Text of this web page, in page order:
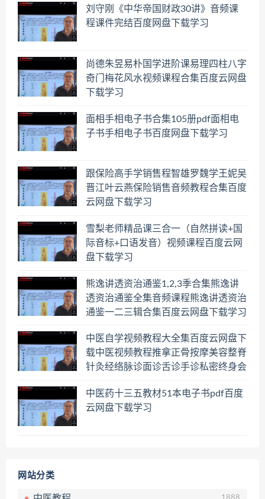
刘守刚《中华帝国财政30讲》音频课
程课件完结百度网盘下载学习
尚德朱昱易朴国学进阶课易理四柱八字
奇门梅花风水视频课程合集百度云网盘
下载学习
面相手相电子书合集105册pdf面相电
子书手相电子书百度网盘下载学习
跟保险高手学销售程智雄罗魏学王妮吴
晋江叶云燕保险销售音频教程合集百度
云网盘下载学习
雪梨老师精品课三合一（自然拼读+国
际音标+口语发音）视频课程百度云网
盘下载学习
熊逸讲透资治通鉴1,2,3季合集熊逸讲
透资治通鉴全集音频课程熊逸讲透资治
通鉴一二三辑合集百度云网盘下载学习
中医自学视频教程大全集百度云网盘下
载中医视频教程推拿正骨按摩美容整脊
针灸经络脉诊面诊舌诊手诊私密终身会
中医药十三五教材51本电子书pdf百度
云网盘下载学习
网站分类